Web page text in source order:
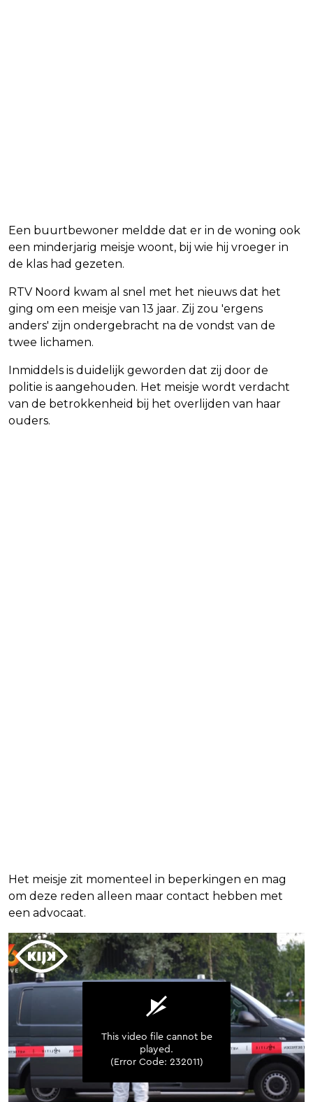
Een buurtbewoner meldde dat er in de woning ook
een minderjarig meisje woont, bij wie hij vroeger in
de klas had gezeten.
RTV Noord kwam al snel met het nieuws dat het
ging om een meisje van 13 jaar. Zij zou 'ergens
anders' zijn ondergebracht na de vondst van de
twee lichamen.
Inmiddels is duidelijk geworden dat zij door de
politie is aangehouden. Het meisje wordt verdacht
van de betrokkenheid bij het overlijden van haar
ouders.
Het meisje zit momenteel in beperkingen en mag
om deze reden alleen maar contact hebben met
een advocaat.